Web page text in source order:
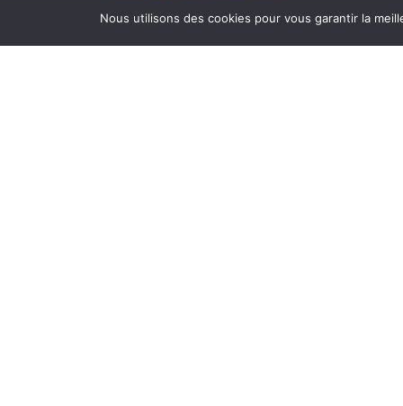
Si vous
Nous utilisons des cookies pour vous garantir la